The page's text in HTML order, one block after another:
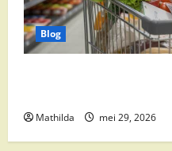
Blog
Mathilda mei 29, 2026